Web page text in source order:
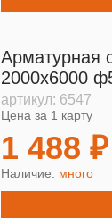
Арматурная
2000х6000
артикул: 6547
Цена за 1 карту
1 488 ₽
Наличие: много